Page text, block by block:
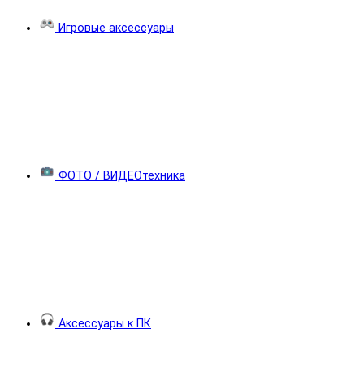
Игровые аксессуары
ФОТО / ВИДЕОтехника
Аксессуары к ПК